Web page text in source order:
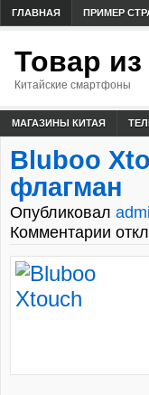
ГЛАВНАЯ ПРИМЕР
Товар
Китайские смартфоны
МАГАЗИНЫ КИТАЯ
Bluboo
флагман
Опубликовал
Комментарии